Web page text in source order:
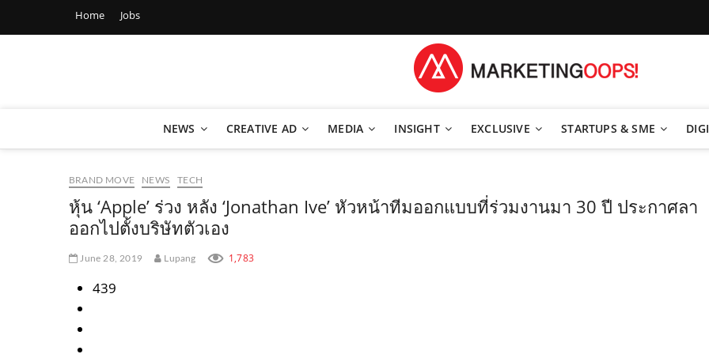
Home Jobs
Marketing Oops!
NEWS CREATIVE AD MEDIA INSIGHT EXCLUSIVE STARTUPS & SME
BRAND MOVE NEWS TECH
หุ้น ‘Apple’ ร่วง หลัง ‘Jonathan Ive’ หัวหน้าทีมออกแบบที่ร่วมงานมา 30 ปี ประกาศลา
ออกไปตั้งบริษัทตัวเอง
June 28, 2019 Lupang 1,783
439